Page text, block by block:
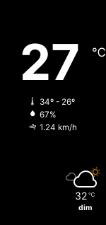
27 ℃
34º - 26º
67%
1.24 km/h
32 ℃
dim